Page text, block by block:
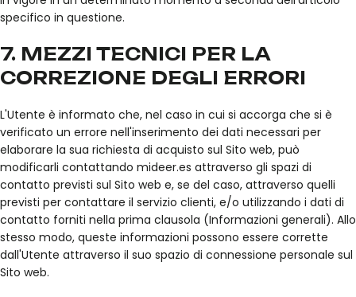
specifico in questione.
7. MEZZI TECNICI PER LA
CORREZIONE DEGLI ERRORI
L'Utente è informato che, nel caso in cui si accorga che si è
verificato un errore nell'inserimento dei dati necessari per
elaborare la sua richiesta di acquisto sul Sito web, può
modificarli contattando mideer.es attraverso gli spazi di
contatto previsti sul Sito web e, se del caso, attraverso quelli
previsti per contattare il servizio clienti, e/o utilizzando i dati di
contatto forniti nella prima clausola (Informazioni generali). Allo
stesso modo, queste informazioni possono essere corrette
dall'Utente attraverso il suo spazio di connessione personale sul
Sito web.